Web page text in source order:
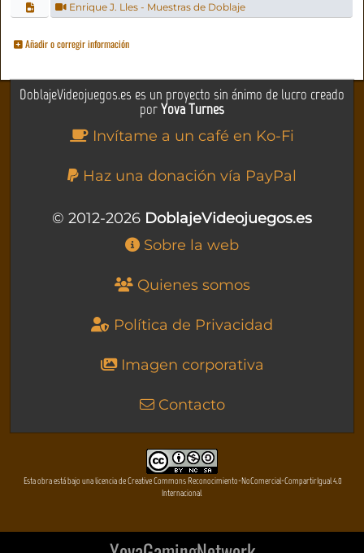
Enrique J. Lles - Muestras de Doblaje
Añadir o corregir información
DoblajeVideojuegos.es es un proyecto sin ánimo de lucro creado
porYova Turnes
Invítame a un café en Ko-Fi
Haz una donación vía PayPal
© 2012-2026 DoblajeVideojuegos.es
Sobre la web
Quienes somos
Política de Privacidad
Imagen corporativa
Contacto
Esta obra está bajo una licencia de Creative Commons Reconocimiento-NoComercial-CompartirIgual 4.0
Internacional